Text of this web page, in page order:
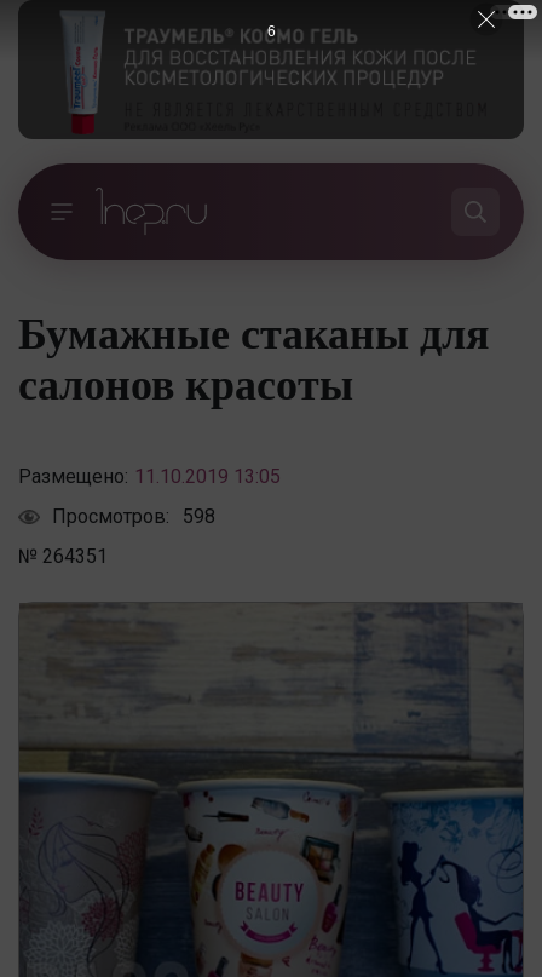
Бумажные стаканы для
салонов красоты
Размещено: 11.10.2019 13:05
Просмотров:
598
№ 264351
5